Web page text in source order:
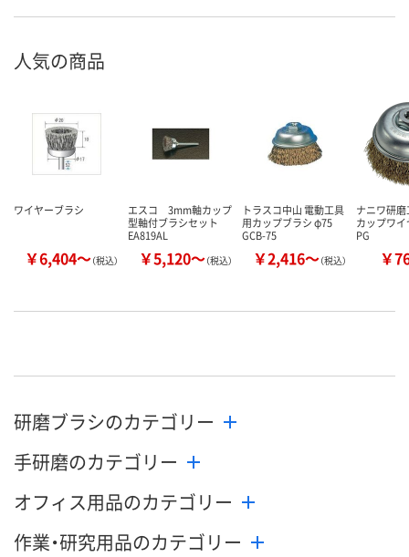
人気の商品
ワイヤーブラシ
￥6,404～（税込）
エスコ 3mm軸カップ
型軸付ブラシセット
EA819AL
￥5,120～（税込）
トラスコ中山 電動工具
用カップブラシ φ75
GCB-75
￥2,416～（税込）
ナニワ研
カップワ
PG
￥
研磨ブラシのカテゴリー
手研磨のカテゴリー
オフィス用品のカテゴリー
作業・研究用品のカテゴリー